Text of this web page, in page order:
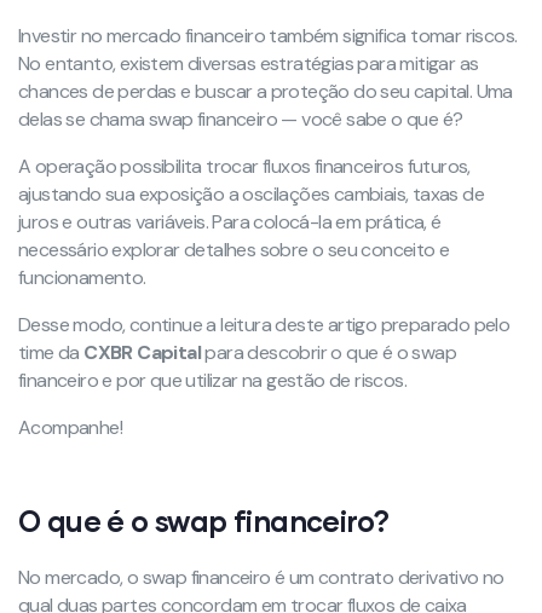
Investir no mercado financeiro também significa tomar riscos.
No entanto, existem diversas estratégias para mitigar as
chances de perdas e buscar a proteção do seu capital. Uma
delas se chama swap financeiro — você sabe o que é?
A operação possibilita trocar fluxos financeiros futuros,
ajustando sua exposição a oscilações cambiais, taxas de
juros e outras variáveis. Para colocá-la em prática, é
necessário explorar detalhes sobre o seu conceito e
funcionamento.
Desse modo, continue a leitura deste artigo preparado pelo
time da CXBR Capitalpara descobrir o que é o swap
financeiro e por que utilizar na gestão de riscos.
Acompanhe!
O que é o swap financeiro?
No mercado, o swap financeiro é um contrato derivativo no
qual duas partes concordam em trocar fluxos de caixa